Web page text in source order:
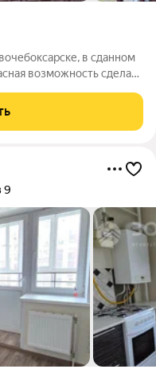
в сданном
возможность сделать
остановка
9